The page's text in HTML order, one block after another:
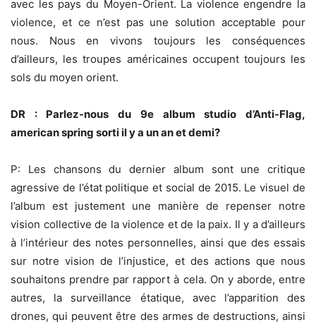
avec les pays du Moyen-Orient. La violence engendre la
violence, et ce n’est pas une solution acceptable pour
nous. Nous en vivons toujours les conséquences
d’ailleurs, les troupes américaines occupent toujours les
sols du moyen orient.
DR : Parlez-nous du 9e album studio d’Anti-Flag,
american spring sorti il y a un an et demi?
P: Les chansons du dernier album sont une critique
agressive de l’état politique et social de 2015. Le visuel de
l’album est justement une manière de repenser notre
vision collective de la violence et de la paix. Il y a d’ailleurs
à l’intérieur des notes personnelles, ainsi que des essais
sur notre vision de l’injustice, et des actions que nous
souhaitons prendre par rapport à cela. On y aborde, entre
autres, la surveillance étatique, avec l’apparition des
drones, qui peuvent être des armes de destructions, ainsi